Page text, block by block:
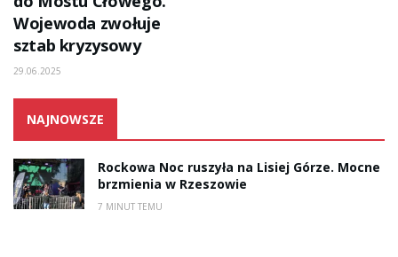
Wojewoda zwołuje
sztab kryzysowy
29.06.2025
NAJNOWSZE
Rockowa Noc ruszyła na Lisiej Górze. Mocne
brzmienia w Rzeszowie
7 MINUT TEMU